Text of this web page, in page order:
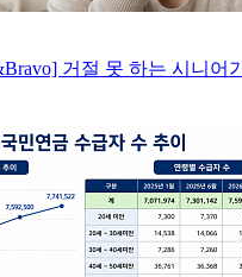
거절 못 하는 시니어